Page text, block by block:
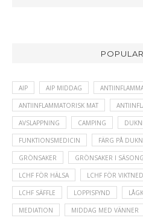
AIP AIP MIDDAG
ANTIINFLAMMATORISK MAT
AVSLAPPNING CAMPING
FUNKTIONSMEDICIN FÄRG PÅ
GRÖNSAKER GRÖNSAKER I SÄSONG
LCHF FÖR HÄLSA LCHF FÖR
LCHF SÄFFLE LOPPISFYND
MEDIATION MIDDAG MED VÄNNER